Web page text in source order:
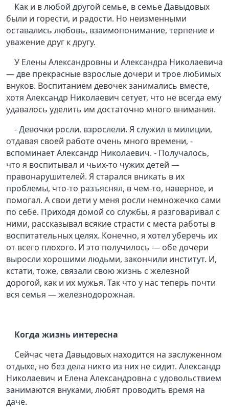
Как и в любой другой семье, в семье Давыдовых
были и горести, и радости. Но неизменными
оставались любовь, взаимопонимание, терпение и
уважение друг к другу.
У Елены Александровны и Александра Николаевича
— две прекрасные взрослые дочери и трое любимых
внуков. Воспитанием девочек занимались вместе,
хотя Александр Николаевич сетует, что не всегда ему
удавалось уделить им достаточно много внимания.
- Девочки росли, взрослели. Я служил в милиции,
отдавая своей работе очень много времени, -
вспоминает Александр Николаевич. - Получалось,
что я воспитывал и чьих-то чужих детей —
правонарушителей. Я старался вникать в их
проблемы, что-то разъяснял, в чем-то, наверное, и
помогал. А свои дети у меня росли немножечко сами
по себе. Приходя домой со службы, я разговаривал с
ними, рассказывал всякие страсти с места работы в
воспитательных целях. Конечно, я хотел уберечь их
от всего плохого. И это получилось — обе дочери
выросли хорошими людьми, закончили институт. И,
кстати, тоже, связали свою жизнь с железной
дорогой, как и их мужья. Так что у нас теперь почти
вся семья — железнодорожная.
Когда жизнь интересна
Сейчас чета Давыдовых находится на заслуженном
отдыхе, но без дела никто из них не сидит. Александр
Николаевич и Елена Александровна с удовольствием
занимаются внуками, любят проводить время на
даче.